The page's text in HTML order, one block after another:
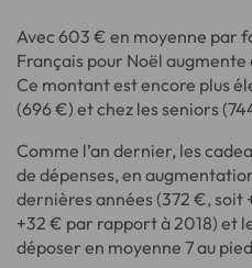
Avec 603 € en moyenne par
Français pour Noël
Ce montant est encore plus
(696 €) et chez les seniors
Comme l’an dernier, les
de dépenses, en
dernières années (372 €, soit
+32 € par rapport à 2018) et
déposer en moyenne 7 au